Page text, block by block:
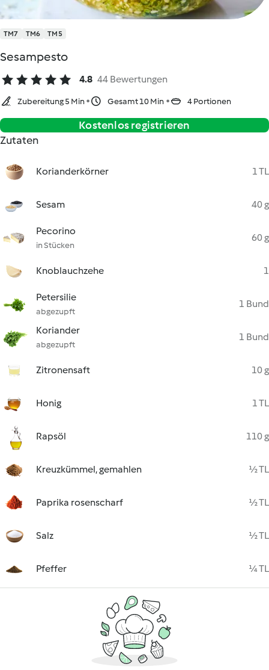
TM7 TM6 TM5
Sesampesto
4.8 44 Bewertungen
Zubereitung 5 Min Gesamt 10 Min 4 Portionen
Kostenlos registrieren
Zutaten
Korianderkörner 1 TL
Sesam 40 g
Pecorino
in Stücken
60 g
Knoblauchzehe 1
Petersilie
abgezupft
1 Bund
Koriander
abgezupft
1 Bund
Zitronensaft 10 g
Honig 1 TL
Rapsöl 110 g
Kreuzkümmel, gemahlen ½ TL
Paprika rosenscharf ½ TL
Salz ½ TL
Pfeffer ¼ TL